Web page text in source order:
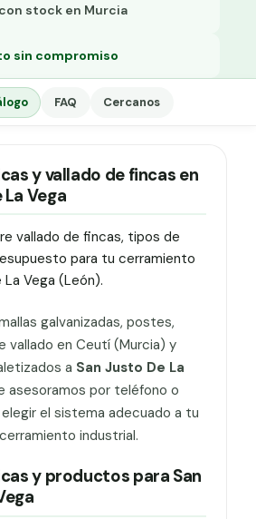
stock en Murcia
sin compromiso
FAQ Cercanos
y vallado de fincas en
Vega
vallado de fincas, tipos de
para tu cerramiento
Vega (León).
galvanizadas, postes,
vallado en Ceutí (Murcia) y
a San Justo De La
asesoramos por teléfono o
el sistema adecuado a tu
industrial.
y productos para San